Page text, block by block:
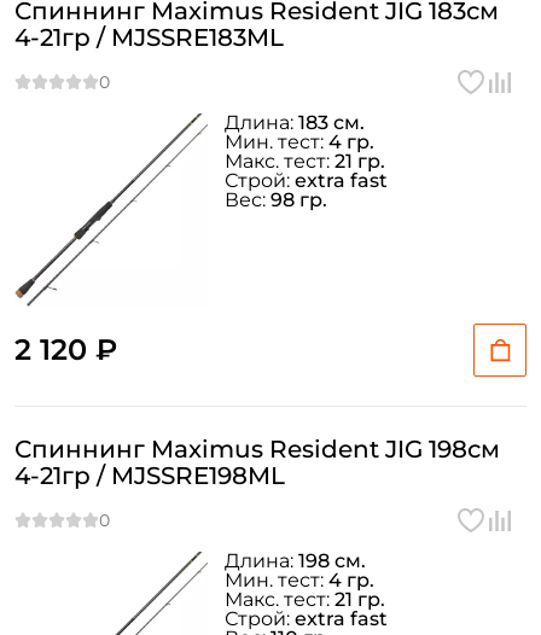
Спиннинг Maximus Resident JIG 183см
4-21гр / MJSSRE183ML
2 120 ₽
Длина: 183 см.
Мин. тест: 4 гр.
Макс. тест: 21 гр.
Строй: extra fast
Вес: 98 гр.
Спиннинг Maximus Resident JIG 198см
4-21гр / MJSSRE198ML
Длина: 198 см.
Мин. тест: 4 гр.
Макс. тест: 21 гр.
Строй: extra fast